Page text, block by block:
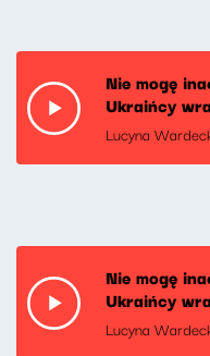
Nie mogę
Ukraińcy
Lucyna
Nie mogę
Ukraińcy
Lucyna